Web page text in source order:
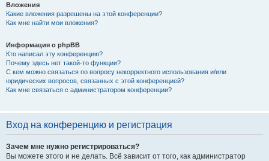
Вложения
Какие вложения разрешены на этой конференции?
Как мне найти мои вложения?
Информация о phpBB
Кто написал эту конференцию?
Почему здесь нет такой-то функции?
С кем можно связаться по вопросу некорректного использования и/или
юридических вопросов, связанных с этой конференцией?
Как мне связаться с администратором конференции?
Вход на конференцию и регистрация
Зачем мне нужно регистрироваться?
Вы можете этого и не делать. Всё зависит от того, как администратор